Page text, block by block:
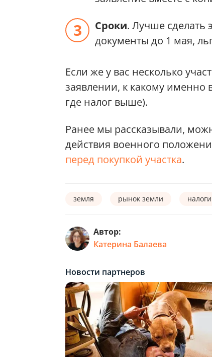
Сроки. Лучше сделать
документы до 1 мая,
Если же у вас несколько
заявлении, к какому именно
где налог выше).
Ранее мы рассказывали,
действия военного
перед покупкой участка.
земля рынок земли налоги
Автор:
Катерина Балаева